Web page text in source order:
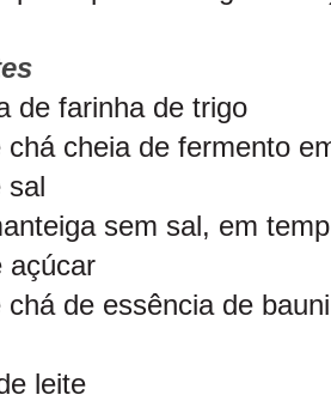
de farinha de trigo
chá cheia de fermento
sal
sem sal, em
açúcar
chá de essência de
leite